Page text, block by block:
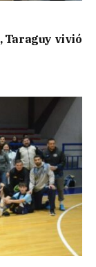
Taraguy vivió